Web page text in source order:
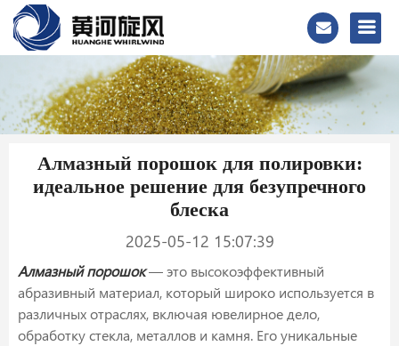
Алмазный порошок для полировки:
идеальное решение для безупречного
блеска
2025-05-12 15:07:39
Алмазный порошок— это высокоэффективный
абразивный материал, который широко используется в
различных отраслях, включая ювелирное дело,
обработку стекла, металлов и камня. Его уникальные